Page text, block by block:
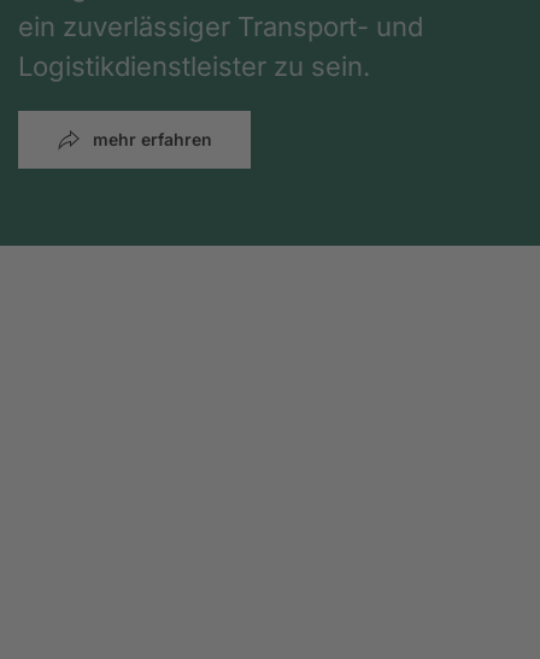
ein zuverlässiger Transport- und
Logistikdienstleister zu sein.
mehr erfahren